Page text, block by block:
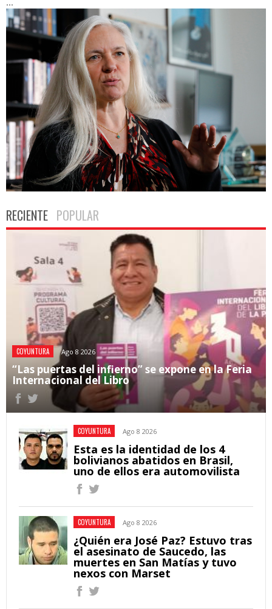
RECIENTE POPULAR
COYUNTURA Ago 8 2026
“Las puertas del infierno” se expone en la Feria
Internacional del Libro
COYUNTURA Ago 8 2026
Esta es la identidad de los 4
bolivianos abatidos en Brasil,
uno de ellos era automovilista
COYUNTURA Ago 8 2026
¿Quién era José Paz? Estuvo tras
el asesinato de Saucedo, las
muertes en San Matías y tuvo
nexos con Marset